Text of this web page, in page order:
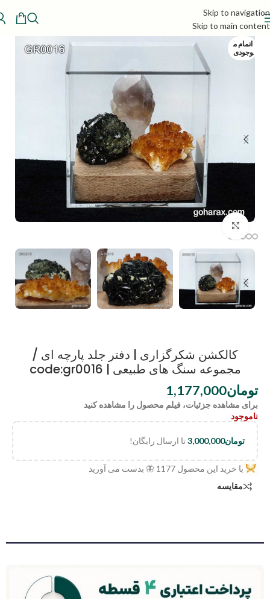
Skip to navigation
Skip to main content
اتمام م
وجودی
کالکشن شکرگزاری | دفتر جلد پارچه ای /
مجموعه سنگ های طبیعی | code:gr0016
تومان1,177,000
برای مشاهده جزئیات، فیلم محصول را مشاهده کنید
ناموجود
تومان3,000,000تا ارسال رایگان!
با خرید این محصول 1177 🦋 بدست می آورید
مقایسه